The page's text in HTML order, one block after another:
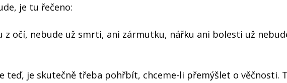
je tu řečeno:
z očí, nebude už smrti, ani zármutku, nářku ani bolesti už
teď, je skutečně třeba pohřbít, chceme-li přemýšlet o věčnosti.